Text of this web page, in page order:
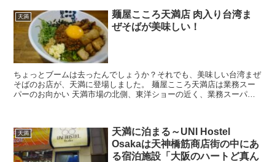
天満
麺屋こころ天満店 肉入り台湾ま
ぜそばが美味しい！
ちょっとブームは去ったんでしょうか？それでも、美味しい台湾まぜ
そばのお店が、天満に登場しました。 麺屋こころ天満店は業務スー
パーのお向かい 天満市場の北側、東洋ショーの近く、業務スーパー
天満
天満に泊まる～UNI Hostel
Osakaは天神橋筋商店街の中にあ
る宿泊施設「大阪のハートど真ん